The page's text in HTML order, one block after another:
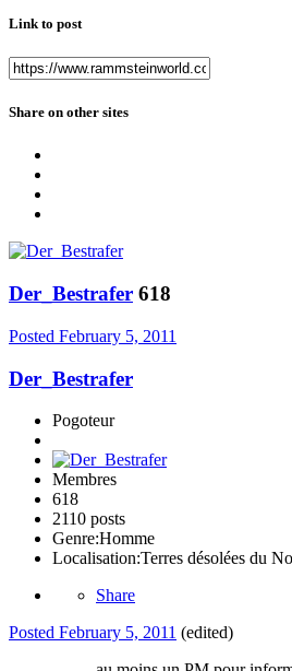
Link to post
Share on other sites
Der_Bestrafer 618
Posted February 5, 2011
Der_Bestrafer
Pogoteur
Membres
618
2110 posts
Genre:Homme
Localisation:Terres désolées du
Share
Posted February 5, 2011 (edited)